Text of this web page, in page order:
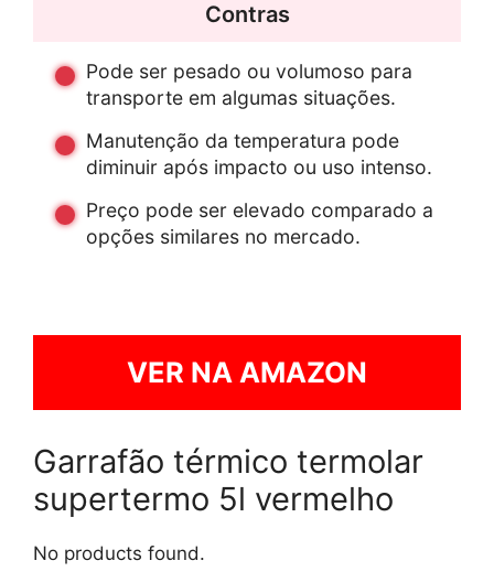
Contras
Pode ser pesado ou volumoso para
transporte em algumas situações.
Manutenção da temperatura pode
diminuir após impacto ou uso intenso.
Preço pode ser elevado comparado a
opções similares no mercado.
VER NA AMAZON
Garrafão térmico termolar
supertermo 5l vermelho
No products found.